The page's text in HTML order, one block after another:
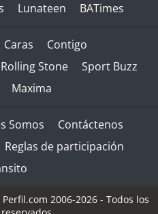
Lunateen BATimes
Caras
Contigo
Rolling Stone
Sport Buzz
Maxima
Somos
Contáctenos
Reglas de participación
2006-2026 - Todos los